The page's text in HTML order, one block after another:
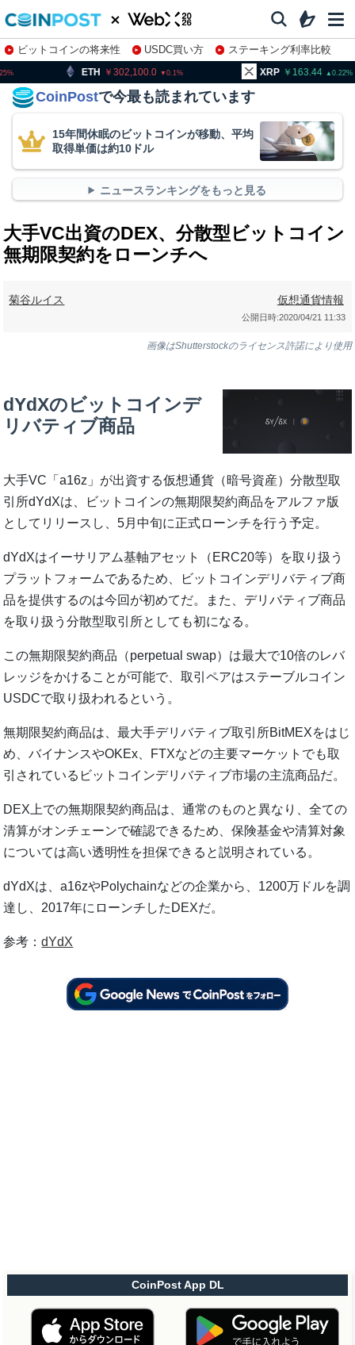
ビットコインの将来性 USDC買い方
ステーキング利率比較
株特集・関連銘柄
0.1 XRP 0.22 BNB
CoinPostで今最も読まれています
15年間休眠のビットコインが移動、平均
取得単価は約10ドル
ニュースランキングをもっと見る
大手VC出資のDEX、分散型ビットコイン
無期限契約をローンチへ
菊谷ルイス 仮想通貨情報
公開日時:2020/04/21 11:33
画像はShutterstockのライセンス許諾により使用
dYdXのビットコインデ
リバティブ商品
大手VC「a16z」が出資する仮想通貨（暗号資産）分散型取
引所dYdXは、ビットコインの無期限契約商品をアルファ版
としてリリースし、5月中旬に正式ローンチを行う予定。
dYdXはイーサリアム基軸アセット（ERC20等）を取り扱う
プラットフォームであるため、ビットコインデリバティブ商
品を提供するのは今回が初めてだ。また、デリバティブ商品
を取り扱う分散型取引所としても初になる。
この無期限契約商品（perpetual swap）は最大で10倍のレバ
レッジをかけることが可能で、取引ペアはステーブルコイン
USDCで取り扱われるという。
無期限契約商品は、最大手デリバティブ取引所BitMEXをはじ
め、バイナンスやOKEx、FTXなどの主要マーケットでも取
引されているビットコインデリバティブ市場の主流商品だ。
DEX上での無期限契約商品は、通常のものと異なり、全ての
清算がオンチェーンで確認できるため、保険基金や清算対象
については高い透明性を担保できると説明されている。
dYdXは、a16zやPolychainなどの企業から、1200万ドルを調
達し、2017年にローンチしたDEXだ。
参考：dYdX
CoinPost App DL